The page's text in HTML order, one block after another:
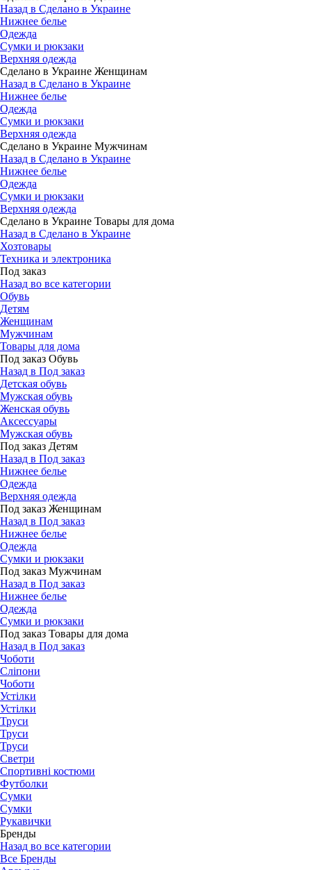
Назад в Сделано в Украине
Нижнее белье
Одежда
Сумки и рюкзаки
Верхняя одежда
Сделано в Украине Женщинам
Назад в Сделано в Украине
Нижнее белье
Одежда
Сумки и рюкзаки
Верхняя одежда
Сделано в Украине Мужчинам
Назад в Сделано в Украине
Нижнее белье
Одежда
Сумки и рюкзаки
Верхняя одежда
Сделано в Украине Товары для дома
Назад в Сделано в Украине
Хозтовары
Техника и электроника
Под заказ
Назад во все категории
Обувь
Детям
Женщинам
Мужчинам
Товары для дома
Под заказ Обувь
Назад в Под заказ
Детская обувь
Мужская обувь
Женская обувь
Аксессуары
Мужская обувь
Под заказ Детям
Назад в Под заказ
Нижнее белье
Одежда
Верхняя одежда
Под заказ Женщинам
Назад в Под заказ
Нижнее белье
Одежда
Сумки и рюкзаки
Под заказ Мужчинам
Назад в Под заказ
Нижнее белье
Одежда
Сумки и рюкзаки
Под заказ Товары для дома
Назад в Под заказ
Чоботи
Сліпони
Чоботи
Устілки
Устілки
Труси
Труси
Труси
Светри
Спортивні костюми
Футболки
Сумки
Сумки
Рукавички
Бренды
Назад во все категории
Все Бренды